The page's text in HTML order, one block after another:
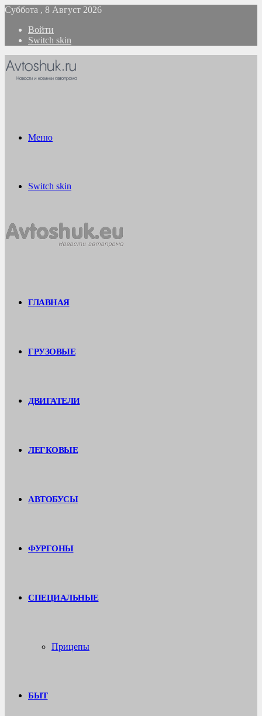
Суббота , 8 Август 2026
Войти
Switch skin
Меню
Switch skin
ГЛАВНАЯ
ГРУЗОВЫЕ
ДВИГАТЕЛИ
ЛЕГКОВЫЕ
АВТОБУСЫ
ФУРГОНЫ
СПЕЦИАЛЬНЫЕ
Прицепы
БЫТ